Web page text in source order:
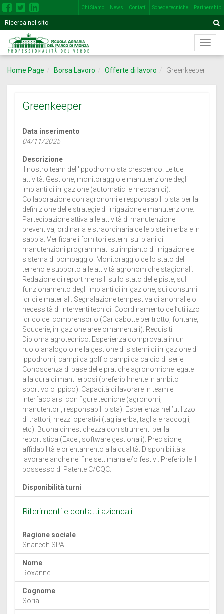
Chi Siamo News Contatti Schede tecniche Partnership
Motore
di
ricerca
Inserisci
una
più
nel
Menù
di
Home Page Borsa Lavoro Offerte di lavoro Greenkeeper
Greenkeeper
Data inserimento
04/11/2025
Descrizione
Il nostro team dell'Ippodromo sta crescendo! Le tue
attività: Gestione, monitoraggio e manutenzione degli
impianti di irrigazione (automatici e meccanici).
Collaborazione con agronomi e responsabili pista per la
definizione delle strategie di irrigazione e manutenzione.
Partecipazione attiva alle attività di manutenzione
preventiva, ordinaria e straordinaria delle piste in erba e in
sabbia. Verificare i fornitori esterni sui piani di
manutenzioni programmati su impianto di irrigazione e
sistema di pompaggio. Monitoraggio dello stato del
terreno e supporto alle attività agronomiche stagionali.
Redazione di report mensili sullo stato delle piste, sul
funzionamento degli impianti di irrigazione, sui consumi
idrici e materiali. Segnalazione tempestiva di anomalie o
necessità di interventi tecnici. Coordinamento dell’utilizzo
idrico del comprensorio (Caricabotte per trotto, fontane,
Scuderie, irrigazione aree ornamentali). Requisiti:
Diploma agrotecnico. Esperienza comprovata in un
ruolo analogo o nella gestione di sistemi di irrigazione di
ippodromi, campi da golf o campi da calcio di serie
Conoscenza di base delle pratiche agronomiche legate
alla cura di manti erbosi (preferibilmente in ambito
sportivo o ippico). Capacità di lavorare in team e
interfacciarsi con figure tecniche (agronomi,
manutentori, responsabili pista). Esperienza nell’utilizzo
di trattori, mezzi operativi (taglia erba, taglia e raccogli,
etc). Buona dimestichezza con strumenti per la
reportistica (Excel, software gestionali). Precisione,
affidabilità e orientamento alla qualità. Disponibilità a
lavorare anche nei fine settimana e/o festivi. Preferibile il
possesso di Patente C/CQC.
Disponibilità turni
Riferimenti e contatti aziendali
Ragione sociale
Snaitech SPA
Nome
Roxanne
Cognome
Soria